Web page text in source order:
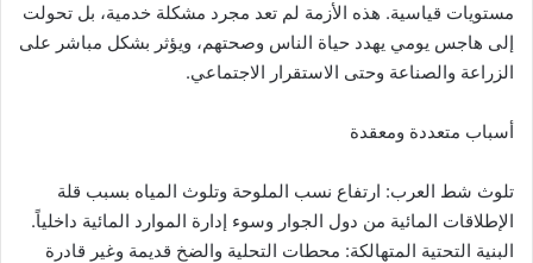
مستويات قياسية. هذه الأزمة لم تعد مجرد مشكلة خدمية، بل تحولت
إلى هاجس يومي يهدد حياة الناس وصحتهم، ويؤثر بشكل مباشر على
الزراعة والصناعة وحتى الاستقرار الاجتماعي.
أسباب متعددة ومعقدة
تلوث شط العرب: ارتفاع نسب الملوحة وتلوث المياه بسبب قلة
الإطلاقات المائية من دول الجوار وسوء إدارة الموارد المائية داخلياً.
البنية التحتية المتهالكة: محطات التحلية والضخ قديمة وغير قادرة